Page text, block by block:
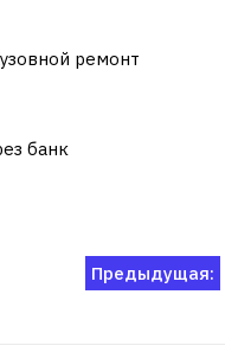
ремонт
банк
Предыдущая: